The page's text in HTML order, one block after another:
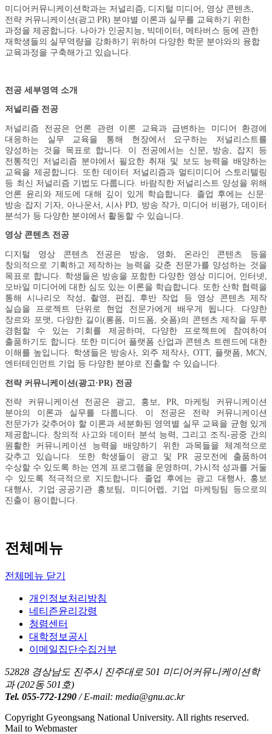
미디어커뮤니케이션학과는 저널리즘, 디지털 미디어, 영상 콘텐츠,
전략 커뮤니케이션(광고·PR) 분야별 이론과 실무를 교육하기 위한
과정을 제공합니다. 나아가 인공지능, 빅데이터, 메타버스 등에 관한
재학생들의 실무역량을 강화하기 위하여 다양한 학문 분야와의 융합
교육과정을 구축해가고 있습니다.
전공 세부영역 소개
저널리즘 전공
저널리즘 전공은 언론 관련 이론 교육과 급변하는 미디어 환경에
대응하는 실무 교육을 통해 현장에서 요구하는 저널리스트를
양성하는 것을 목표로 합니다. 이 전공에서는 신문, 방송, 잡지 등
전통적인 저널리즘 분야에서 필요한 취재 및 보도 능력을 배양하는
교육을 제공합니다. 또한 데이터 저널리즘과 멀티미디어 스토리텔링
등 최신 저널리즘 기법도 다룹니다. 바람직한 저널리스트 양성을 위해
언론 윤리와 제도에 대해 깊이 있게 학습합니다. 졸업 후에는 신문·
방송·잡지 기자, 아나운서, 시사 PD, 방송 작가, 미디어 비평가, 데이터
분석가 등 다양한 분야에서 활동할 수 있습니다.
영상 콘텐츠 전공
디지털 영상 콘텐츠 전공은 방송, 영화, 온라인 콘텐츠 등을
창의적으로 기획하고 제작하는 능력을 갖춘 전문가를 양성하는 것을
목표로 합니다. 학생들은 방송을 포함한 다양한 영상 미디어, 인터넷,
모바일 미디어에 대한 심도 있는 이론을 학습합니다. 또한 산학 협력을
통해 시나리오 작성, 촬영, 편집, 후반 작업 등 영상 콘텐츠 제작
실습을 프로젝트 단위로 현업 전문가에게 배우게 됩니다. 다양한
장르와 포맷, 다양한 길이(롱폼, 미드폼, 숏폼)의 콘텐츠 제작을 두루
경험할 수 있는 기회를 제공하며, 다양한 프로젝트에 참여하여
출품하기도 합니다. 또한 미디어 플랫폼 산업과 콘텐츠 트렌드에 대한
이해를 높입니다. 학생들은 방송사, 외주 제작사, OTT, 플랫폼, MCN,
엔터테인먼트 기업 등 다양한 분야로 진출할 수 있습니다.
전략 커뮤니케이션(광고·PR) 전공
전략 커뮤니케이션 전공은 광고, 홍보, PR, 마케팅 커뮤니케이션
분야의 이론과 실무를 다룹니다. 이 전공은 전략 커뮤니케이션
전문가가 갖추어야 할 이론과 세분화된 영역별 실무 교육을 균형 있게
제공합니다. 창의적 사고와 데이터 분석 능력, 그리고 조직-공중 간의
원활한 커뮤니케이션 능력을 배양하기 위한 과목들을 체계적으로
갖추고 있습니다. 또한 학생들이 광고 및 PR 공모전에 출품하여
수상할 수 있도록 하는 연계 프로그램을 운영하며, 가시적 성과를 거둘
수 있도록 적극적으로 지도합니다. 졸업 후에는 광고 대행사, 홍보
대행사, 기업·공공기관 홍보팀, 미디어렙, 기업 마케팅팀 등으로의
진출이 용이합니다.
전체메뉴
전체메뉴 닫기
개인정보처리방침
네티즌윤리강령
청렴센터
대학정보공시
이메일집단수집거부
52828 경상남도 진주시 진주대로 501 미디어커뮤니케이션학
과 (202동 501호)
Tel. 055-772-1290 / E-mail: media@gnu.ac.kr
Copyright Gyeongsang National University. All rights reserved.
Mail to Webmaster